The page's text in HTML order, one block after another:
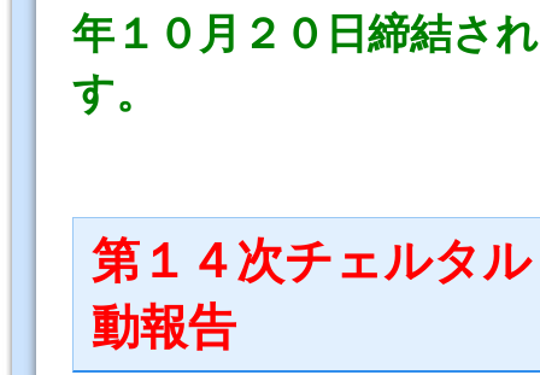
年１０月２０日締結さ
す。
第１４次チェルタ
動報告